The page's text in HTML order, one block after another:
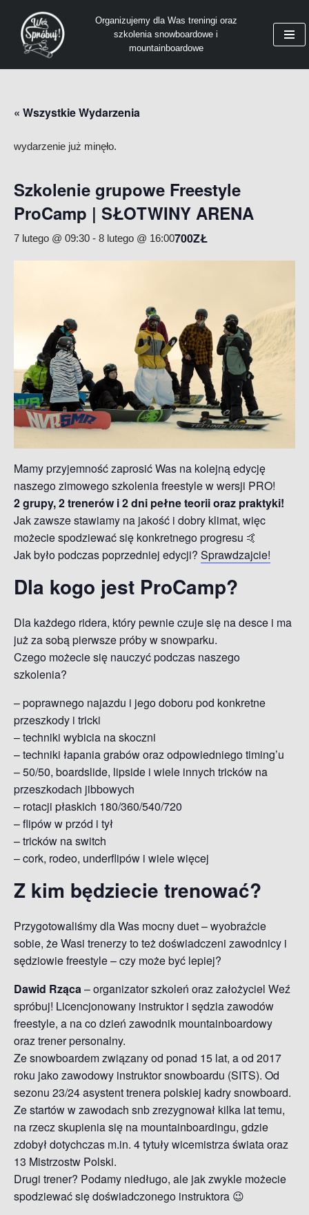
Przejdź
treści
Organizujemy dla Was treningi oraz
szkolenia snowboardowe i
mountainboardowe
« Wszystkie Wydarzenia
wydarzenie już minęło.
Szkolenie grupowe Freestyle
ProCamp | SŁOTWINY ARENA
7 lutego @ 09:30 - 8 lutego @ 16:00700ZŁ
Mamy przyjemność zaprosić Was na kolejną edycję
naszego zimowego szkolenia freestyle w wersji PRO!
2 grupy, 2 trenerów i 2 dni pełne teorii oraz praktyki!
Jak zawsze stawiamy na jakość i dobry klimat, więc
możecie spodziewać się konkretnego progresu 🤙
Jak było podczas poprzedniej edycji? Sprawdzajcie!
Dla kogo jest ProCamp?
Dla każdego ridera, który pewnie czuje się na desce i ma
już za sobą pierwsze próby w snowparku.
Czego możecie się nauczyć podczas naszego
szkolenia?
– poprawnego najazdu i jego doboru pod konkretne
przeszkody i tricki
– techniki wybicia na skoczni
– techniki łapania grabów oraz odpowiedniego timing’u
– 50/50, boardslide, lipside i wiele innych tricków na
przeszkodach jibbowych
– rotacji płaskich 180/360/540/720
– flipów w przód i tył
– tricków na switch
– cork, rodeo, underflipów i wiele więcej
Z kim będziecie trenować?
Przygotowaliśmy dla Was mocny duet – wyobraźcie
sobie, że Wasi trenerzy to też doświadczeni zawodnicy i
sędziowie freestyle – czy może być lepiej?
Dawid Rząca– organizator szkoleń oraz założyciel Weź
spróbuj! Licencjonowany instruktor i sędzia zawodów
freestyle, a na co dzień zawodnik mountainboardowy
oraz trener personalny.
Ze snowboardem związany od ponad 15 lat, a od 2017
roku jako zawodowy instruktor snowboardu (SITS). Od
sezonu 23/24 asystent trenera polskiej kadry snowboard.
Ze startów w zawodach snb zrezygnował kilka lat temu,
na rzecz skupienia się na mountainboardingu, gdzie
zdobył dotychczas m.in. 4 tytuły wicemistrza świata oraz
13 Mistrzostw Polski.
Drugi trener? Podamy niedługo, ale jak zwykle możecie
spodziewać się doświadczonego instruktora 😉